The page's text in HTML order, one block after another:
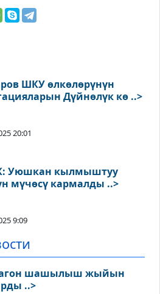
ШКУ өлкөлөрүнүн
Дүйнөлүк кө ..>
20:01
Уюшкан кылмыштуу
мүчөсү кармалды ..>
9:09
шашылыш жыйын
..>